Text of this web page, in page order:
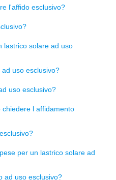
l'affido esclusivo?
lastrico solare ad uso
uso esclusivo?
uso esclusivo?
l affidamento
per un lastrico solare ad
ad uso esclusivo?